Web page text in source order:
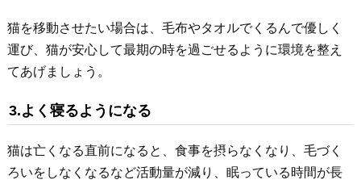
猫を移動させたい場合は、毛布やタオルでくるんで優しく
運び、猫が安心して最期の時を過ごせるように環境を整え
てあげましょう。
3.よく寝るようになる
猫は亡くなる直前になると、食事を摂らなくなり、毛づく
ろいをしなくなるなど活動量が減り、眠っている時間が長